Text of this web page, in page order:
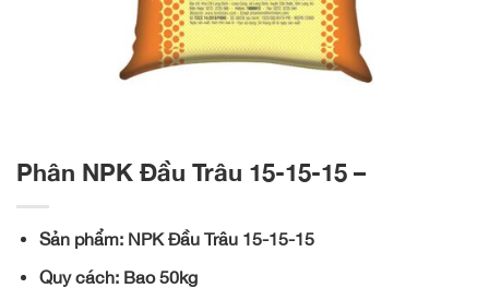
Phân NPK Đầu Trâu 15-15-15 –
Sản phẩm: NPK Đầu Trâu 15-15-15
Quy cách: Bao 50kg